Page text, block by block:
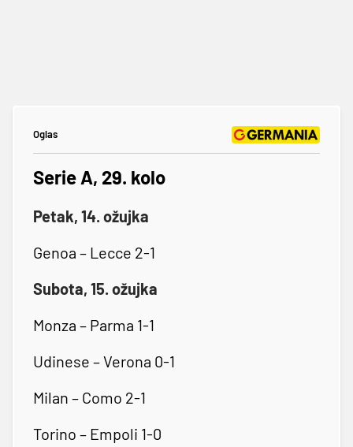
Oglas
Serie A, 29. kolo
Petak, 14. ožujka
Genoa – Lecce 2-1
Subota, 15. ožujka
Monza – Parma 1-1
Udinese – Verona 0-1
Milan – Como 2-1
Torino – Empoli 1-0